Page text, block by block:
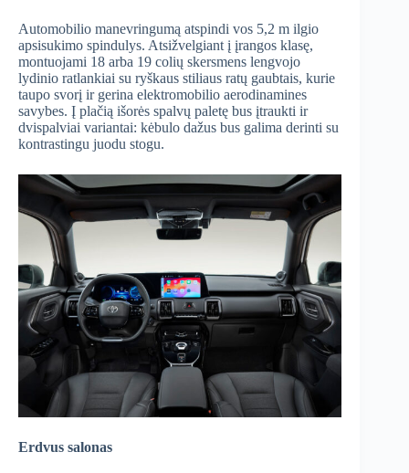
Automobilio manevringumą atspindi vos 5,2 m ilgio
apsisukimo spindulys. Atsižvelgiant į įrangos klasę,
montuojami 18 arba 19 colių skersmens lengvojo
lydinio ratlankiai su ryškaus stiliaus ratų gaubtais, kurie
taupo svorį ir gerina elektromobilio aerodinamines
savybes. Į plačią išorės spalvų paletę bus įtraukti ir
dvispalviai variantai: kėbulo dažus bus galima derinti su
kontrastingu juodu stogu.
Erdvus salonas